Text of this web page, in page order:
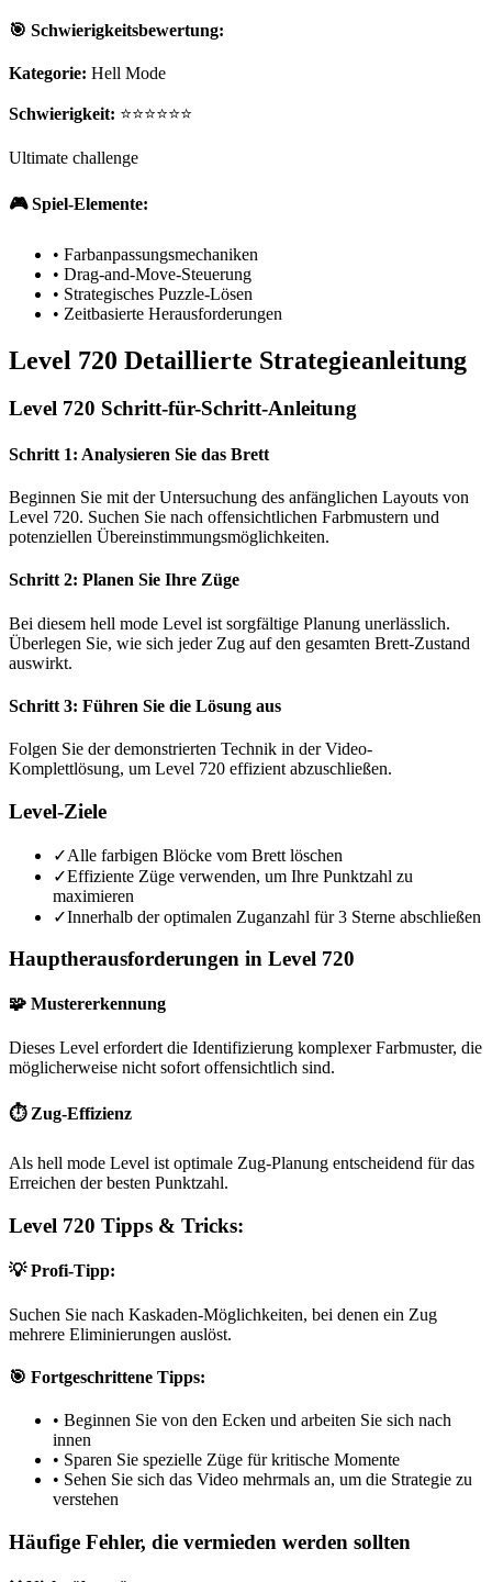
🎯 Schwierigkeitsbewertung:
Kategorie: Hell Mode
Schwierigkeit: ⭐⭐⭐⭐⭐⭐
Ultimate challenge
🎮 Spiel-Elemente:
• Farbanpassungsmechaniken
• Drag-and-Move-Steuerung
• Strategisches Puzzle-Lösen
• Zeitbasierte Herausforderungen
Level 720 Detaillierte Strategieanleitung
Level 720 Schritt-für-Schritt-Anleitung
Schritt 1: Analysieren Sie das Brett
Beginnen Sie mit der Untersuchung des anfänglichen Layouts von
Level 720. Suchen Sie nach offensichtlichen Farbmustern und
potenziellen Übereinstimmungsmöglichkeiten.
Schritt 2: Planen Sie Ihre Züge
Bei diesem hell mode Level ist sorgfältige Planung unerlässlich.
Überlegen Sie, wie sich jeder Zug auf den gesamten Brett-Zustand
auswirkt.
Schritt 3: Führen Sie die Lösung aus
Folgen Sie der demonstrierten Technik in der Video-
Komplettlösung, um Level 720 effizient abzuschließen.
Level-Ziele
✓Alle farbigen Blöcke vom Brett löschen
✓Effiziente Züge verwenden, um Ihre Punktzahl zu
maximieren
✓Innerhalb der optimalen Zuganzahl für 3 Sterne abschließen
Hauptherausforderungen in Level 720
🧩 Mustererkennung
Dieses Level erfordert die Identifizierung komplexer Farbmuster, die
möglicherweise nicht sofort offensichtlich sind.
⏱️ Zug-Effizienz
Als hell mode Level ist optimale Zug-Planung entscheidend für das
Erreichen der besten Punktzahl.
Level 720 Tipps & Tricks:
💡 Profi-Tipp:
Suchen Sie nach Kaskaden-Möglichkeiten, bei denen ein Zug
mehrere Eliminierungen auslöst.
🎯 Fortgeschrittene Tipps:
• Beginnen Sie von den Ecken und arbeiten Sie sich nach
innen
• Sparen Sie spezielle Züge für kritische Momente
• Sehen Sie sich das Video mehrmals an, um die Strategie zu
verstehen
Häufige Fehler, die vermieden werden sollten